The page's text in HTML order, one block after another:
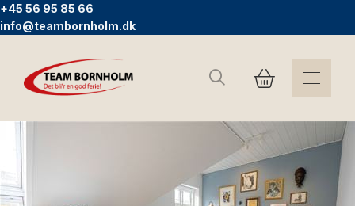
+45 56 95 85 66
info@teambornholm.dk
Søg